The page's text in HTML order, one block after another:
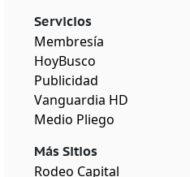
Servicios
Membresía
HoyBusco
Publicidad
Vanguardia HD
Medio Pliego
Más Sitios
Rodeo Capital